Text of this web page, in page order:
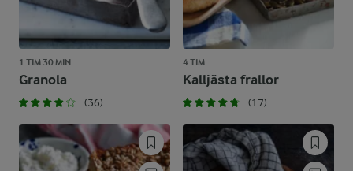
1 TIM 30 MIN
Granola
(36)
4 TIM
Kalljästa frallor
(17)